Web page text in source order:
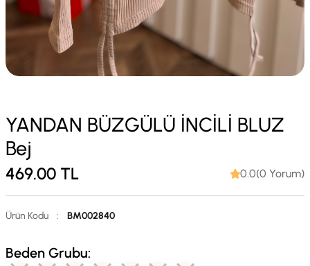
YANDAN BÜZGÜLÜ İNCİLİ BLUZ
Bej
469.00 TL 0.0(0 Yorum)
Ürün Kodu : BM002840
Beden Grubu: